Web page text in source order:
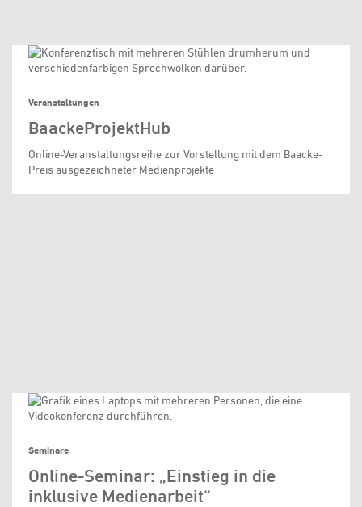
Veranstaltungen
BaackeProjektHub
Online-Veranstaltungsreihe zur Vorstellung mit dem Baacke-
Preis ausgezeichneter Medienprojekte
Seminare
Online-Seminar: „Einstieg in die
inklusive Medienarbeit“